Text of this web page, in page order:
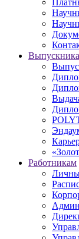
Работникам